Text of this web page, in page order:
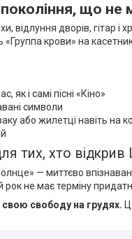
що не
відлуння дворів, гітар
«Группа крови» на
і самі пісні «Кіно»
символи
або жилетці навіть на
тих, хто відкрив
— миттєво
рок не має терміну
свою свободу на грудях.